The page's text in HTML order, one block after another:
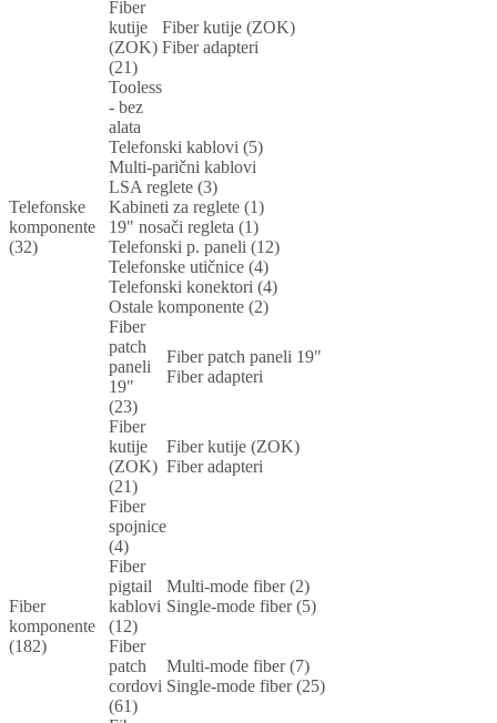
Fiber
kutije
(ZOK)
(21)
Fiber kutije (ZOK)
Fiber adapteri
Tooless
- bez
alata
Telefonske
komponente
(32)
Telefonski kablovi (5)
Multi-parični kablovi
LSA reglete (3)
Kabineti za reglete (1)
19" nosači regleta (1)
Telefonski p. paneli (12)
Telefonske utičnice (4)
Telefonski konektori (4)
Ostale komponente (2)
Fiber
komponente
(182)
Fiber
patch
paneli
19"
(23)
Fiber patch paneli 19"
Fiber adapteri
Fiber
kutije
(ZOK)
(21)
Fiber kutije (ZOK)
Fiber adapteri
Fiber
spojnice
(4)
Fiber
pigtail
kablovi
(12)
Multi-mode fiber (2)
Single-mode fiber (5)
Fiber
patch
cordovi
(61)
Multi-mode fiber (7)
Single-mode fiber (25)